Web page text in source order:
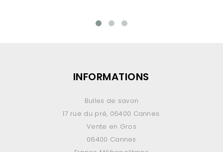
INFORMATIONS
Bulles de savon
17 rue du pré, 06400 Cannes.
Vente en Gros
06400 Cannes